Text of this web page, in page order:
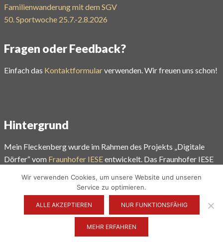
Familienwanderung mit dem SGV
50. Sportwoche 25.7.-2.8.2026
Fragen oder Feedback?
Einfach das Kontaktformularverwenden. Wir freuen uns schon!
Hintergrund
Mein Fleckenberg wurde im Rahmen des Projekts „Digitale
Dörfer“ vom Fraunhofer IESEentwickelt. Das Fraunhofer IESE
dem Gebiet der Software- und Systementwicklungsmethoden.
Mehr unterwww.digitale-doerfer.de
Wir verwenden Cookies, um unsere Website und unseren
Service zu optimieren.
ALLE AKZEPTIEREN NUR FUNKTIONSFÄHIG
MEHR ERFAHREN